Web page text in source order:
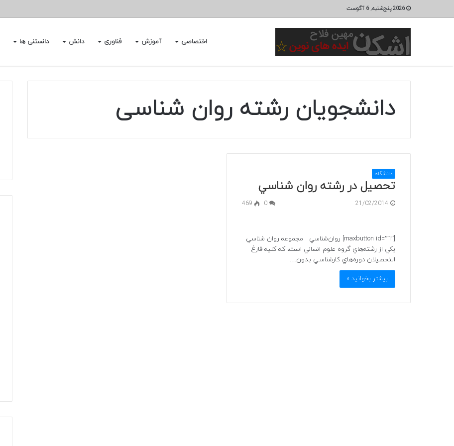
2026 پنج‌شنبه, 6 آگوست
اختصاصی آموزش فناوری دانش دانستنی ها
دانشجویان رشته روان شناسی
دانشگاه
تحصیل در رشته روان شناسي
21/02/2014
0
469
[maxbutton id=”1″] روان‌شناسي مجموعه روان شناسي
يكي از رشته‌هاي گروه علوم انساني است، كه كليه فارغ
التحصيلان دوره‌هاي كارشناسـي بـدون…
بیشتر بخوانید »